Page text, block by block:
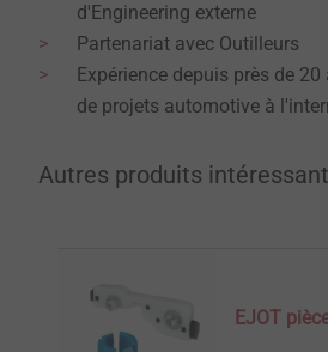
d'Engineering externe
Partenariat avec Outilleurs
Expérience depuis près de
de projets automotive à
Autres produits
EJOT